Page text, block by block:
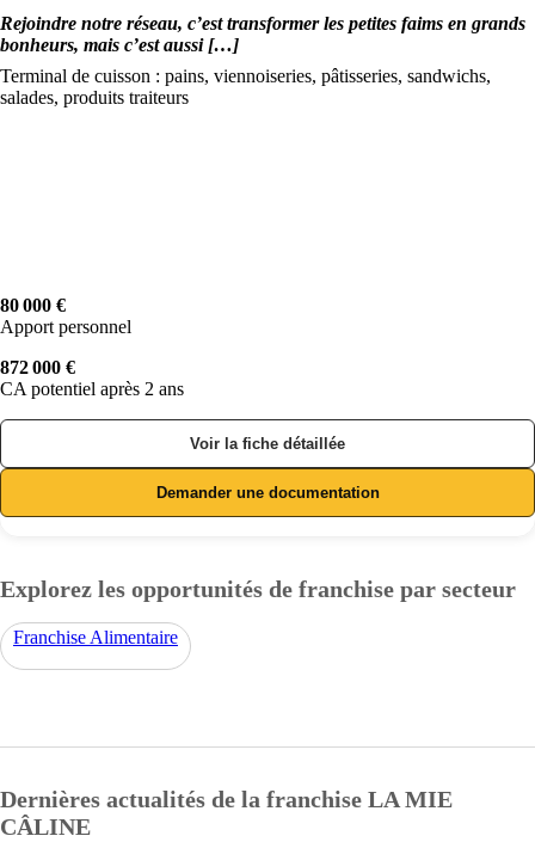
Rejoindre notre réseau, c’est transformer les petites faims en grands
bonheurs, mais c’est aussi […]
Terminal de cuisson : pains, viennoiseries, pâtisseries, sandwichs,
salades, produits traiteurs
80 000 €
Apport personnel
872 000 €
CA potentiel après 2 ans
Voir la fiche détaillée
Demander une documentation
Explorez les opportunités de franchise par secteur
Franchise Alimentaire
Dernières actualités de la franchise LA MIE
CÂLINE